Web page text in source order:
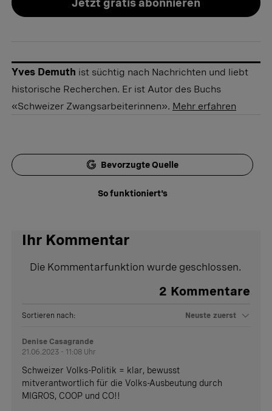
Jetzt gratis abonnieren
Yves Demuth ist süchtig nach Nachrichten und liebt
historische Recherchen. Er ist Autor des Buchs
«Schweizer Zwangsarbeiterinnen». Mehr erfahren
Bevorzugte Quelle
So funktioniert's
Ihr Kommentar
Die Kommentarfunktion wurde geschlossen.
2 Kommentare
Sortieren nach: Neuste zuerst
Denise Casagrande
21.06.2023 - 11:08 Uhr
Schweizer Volks-Politik = klar, bewusst
mitverantwortlich für die Volks-Ausbeutung durch
MIGROS, COOP und CO!!